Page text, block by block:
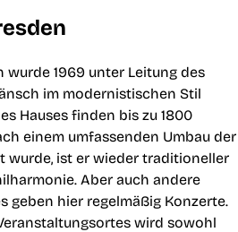
wurde 1969 unter Leitung des
im modernistischen Stil
Hauses finden bis zu 1800
einem umfassenden Umbau der
wurde, ist er wieder traditioneller
Aber auch andere
geben hier regelmäßig Konzerte.
wird sowohl